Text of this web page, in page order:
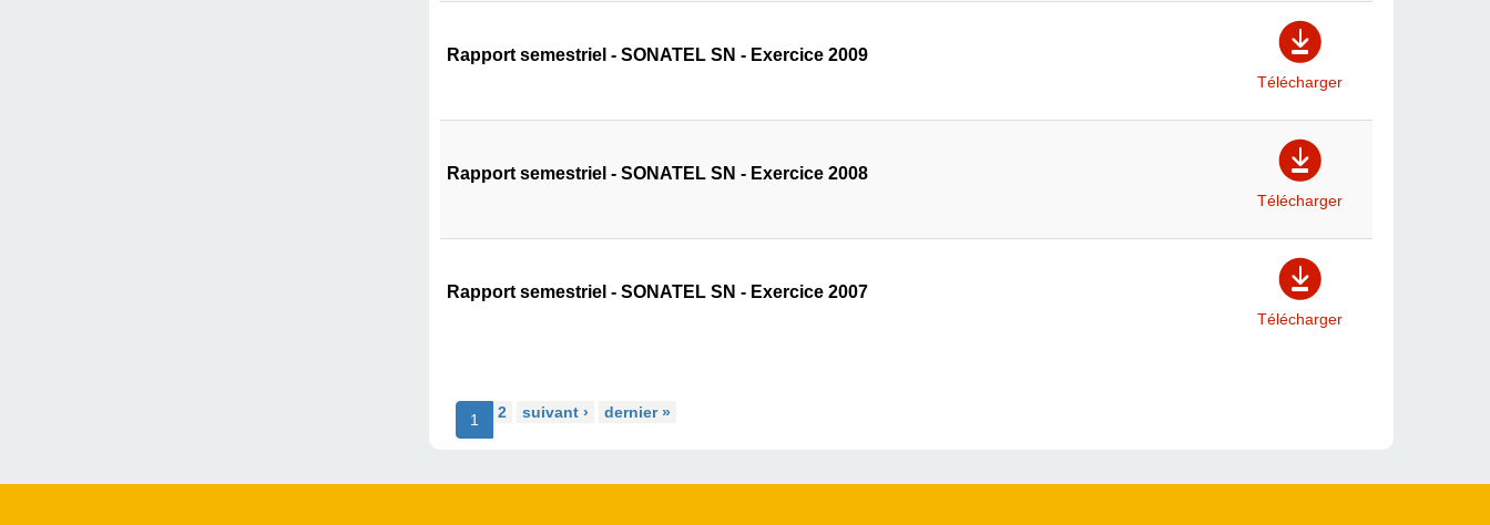
Rapport semestriel - SONATEL SN - Exercice 2009
Télécharger
Rapport semestriel - SONATEL SN - Exercice 2008
Télécharger
Rapport semestriel - SONATEL SN - Exercice 2007
Télécharger
1 2 suivant › dernier »